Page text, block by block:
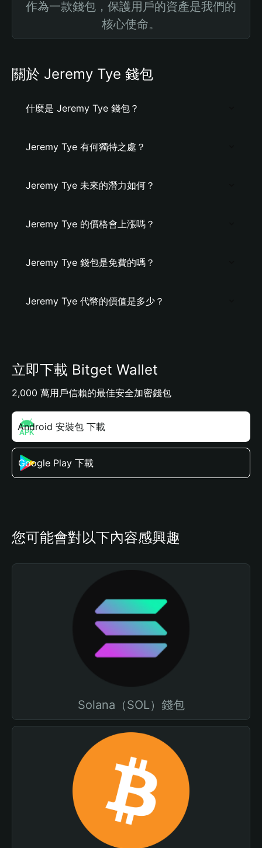
作為一款錢包，保護用戶的資產是我們的
核心使命。
關於 Jeremy Tye 錢包
什麼是 Jeremy Tye 錢包？
Jeremy Tye 有何獨特之處？
Jeremy Tye 未來的潛力如何？
Jeremy Tye 的價格會上漲嗎？
Jeremy Tye 錢包是免費的嗎？
Jeremy Tye 代幣的價值是多少？
立即下載 Bitget Wallet
2,000 萬用戶信賴的最佳安全加密錢包
Android 安裝包 下載
Google Play 下載
您可能會對以下內容感興趣
Solana（SOL）錢包